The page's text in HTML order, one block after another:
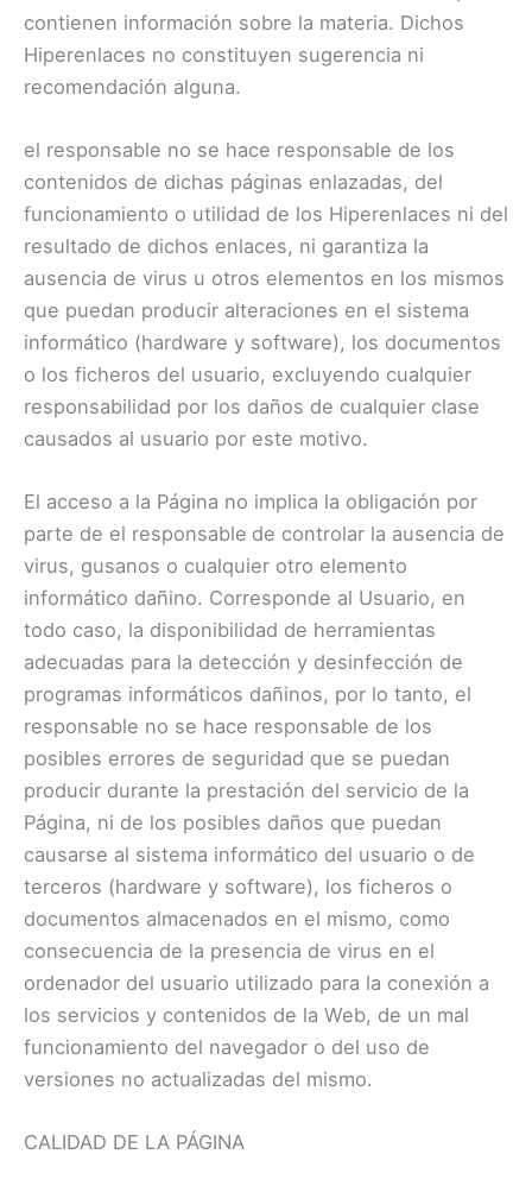
contienen información sobre la materia. Dichos
Hiperenlaces no constituyen sugerencia ni
recomendación alguna.
el responsable no se hace responsable de los
contenidos de dichas páginas enlazadas, del
funcionamiento o utilidad de los Hiperenlaces ni del
resultado de dichos enlaces, ni garantiza la
ausencia de virus u otros elementos en los mismos
que puedan producir alteraciones en el sistema
informático (hardware y software), los documentos
o los ficheros del usuario, excluyendo cualquier
responsabilidad por los daños de cualquier clase
causados al usuario por este motivo.
El acceso a la Página no implica la obligación por
parte de el responsable de controlar la ausencia de
virus, gusanos o cualquier otro elemento
informático dañino. Corresponde al Usuario, en
todo caso, la disponibilidad de herramientas
adecuadas para la detección y desinfección de
programas informáticos dañinos, por lo tanto, el
responsable no se hace responsable de los
posibles errores de seguridad que se puedan
producir durante la prestación del servicio de la
Página, ni de los posibles daños que puedan
causarse al sistema informático del usuario o de
terceros (hardware y software), los ficheros o
documentos almacenados en el mismo, como
consecuencia de la presencia de virus en el
ordenador del usuario utilizado para la conexión a
los servicios y contenidos de la Web, de un mal
funcionamiento del navegador o del uso de
versiones no actualizadas del mismo.
CALIDAD DE LA PÁGINA